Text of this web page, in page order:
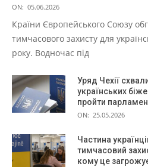
ON: 05.06.2026
Країни Європейського Союзу
тимчасового захисту для
року. Водночас під
Уряд Чехії
українських
пройти
ON: 25.05.2026
Частина
тимчасовий
кому це